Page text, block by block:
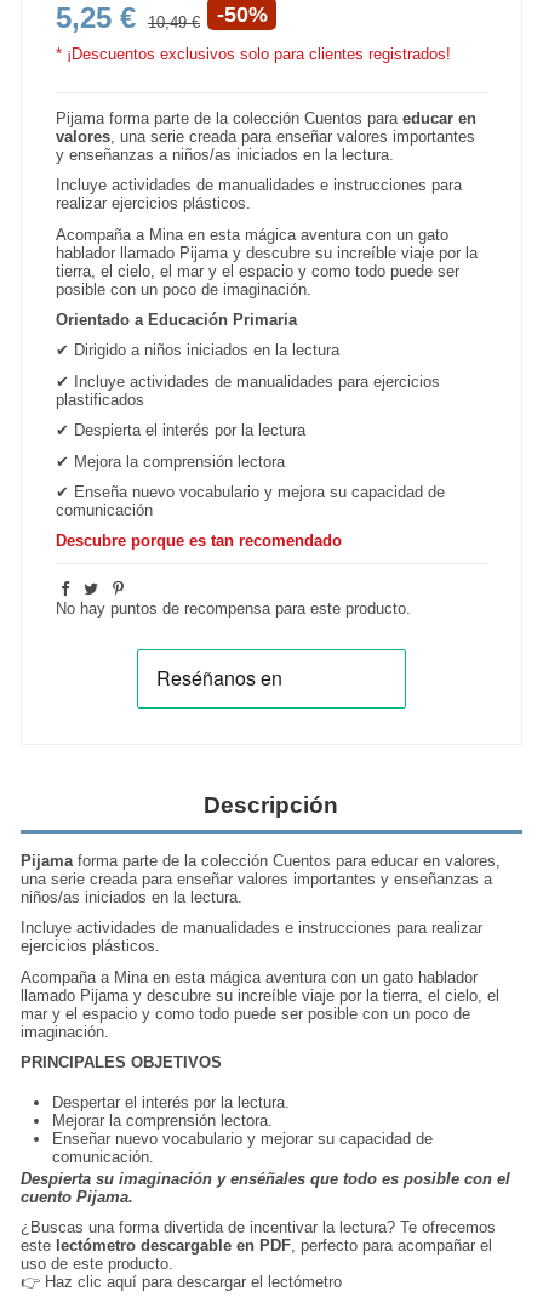
5,25 € 10,49 € -50%
* ¡Descuentos exclusivos solo para clientes registrados!
Pijama forma parte de la colección Cuentos paraeducar en
valores , una serie creada para enseñar valores importantes
y enseñanzas a niños/as iniciados en la lectura.
Incluye actividades de manualidades e instrucciones para
realizar ejercicios plásticos.
Acompaña a Mina en esta mágica aventura con un gato
hablador llamado Pijama y descubre su increíble viaje por la
tierra, el cielo, el mar y el espacio y como todo puede ser
posible con un poco de imaginación.
Orientado a Educación Primaria
✔ Dirigido a niños iniciados en la lectura
✔
Incluye actividades de manualidades para ejercicios
plastificados
✔ Despierta el interés por la lectura
✔ Mejora la comprensión lectora
✔ Enseña nuevo vocabulario y mejora su capacidad de
comunicación
Descubre porque es tan recomendado
No hay puntos de recompensa para este producto.
Descripción
Pijama forma parte de la colección Cuentos para educar en valores,
una serie creada para enseñar valores importantes y enseñanzas a
niños/as iniciados en la lectura.
Incluye actividades de manualidades e instrucciones para realizar
ejercicios plásticos.
Acompaña a Mina en esta mágica aventura con un gato hablador
llamado Pijama y descubre su increíble viaje por la tierra, el cielo, el
mar y el espacio y como todo puede ser posible con un poco de
imaginación.
PRINCIPALES OBJETIVOS
Despertar el interés por la lectura.
Mejorar la comprensión lectora.
Enseñar nuevo vocabulario y mejorar su capacidad de
comunicación.
Despierta su imaginación y enséñales que todo es posible con el
cuento Pijama.
¿Buscas una forma divertida de incentivar la lectura? Te ofrecemos
este lectómetro descargable en PDF, perfecto para acompañar el
uso de este producto.
👉 Haz clic aquí para descargar el lectómetro